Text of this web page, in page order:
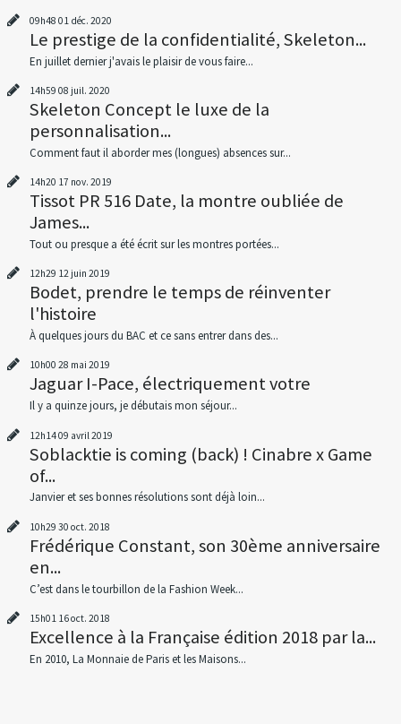
09h48 01 déc. 2020
Le prestige de la confidentialité, Skeleton...
En juillet dernier j'avais le plaisir de vous faire...
14h59 08 juil. 2020
Skeleton Concept le luxe de la
personnalisation...
Comment faut il aborder mes (longues) absences sur...
14h20 17 nov. 2019
Tissot PR 516 Date, la montre oubliée de
James...
Tout ou presque a été écrit sur les montres portées...
12h29 12 juin 2019
Bodet, prendre le temps de réinventer
l'histoire
À quelques jours du BAC et ce sans entrer dans des...
10h00 28 mai 2019
Jaguar I-Pace, électriquement votre
Il y a quinze jours, je débutais mon séjour...
12h1409 avril 2019
Soblacktie is coming (back) ! Cinabre x Game
of...
Janvier et ses bonnes résolutions sont déjà loin...
10h29 30 oct. 2018
Frédérique Constant, son 30ème anniversaire
en...
C’est dans le tourbillon de la Fashion Week...
15h01 16oct. 2018
Excellence à la Française édition 2018 par la...
En 2010, La Monnaie de Paris et les Maisons...